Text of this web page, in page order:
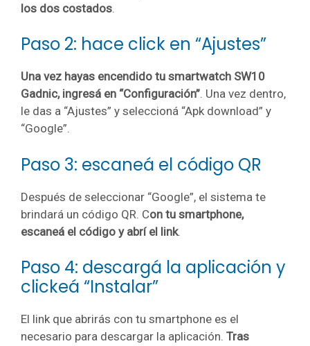
los dos costados.
Paso 2: hace click en “Ajustes”
Una vez hayas encendido tu smartwatch SW10
Gadnic, ingresá en “Configuración”. Una vez dentro,
le das a “Ajustes” y seleccioná “Apk download” y
“Google”.
Paso 3: escaneá el código QR
Después de seleccionar “Google”, el sistema te
brindará un código QR. Con tu smartphone,
escaneá el código y abrí el link.
Paso 4: descargá la aplicación y
clickeá “Instalar”
El link que abrirás con tu smartphone es el
necesario para descargar la aplicación. Tras